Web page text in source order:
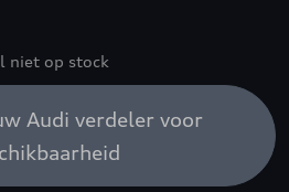
niet op stock
Audi verdeler voor